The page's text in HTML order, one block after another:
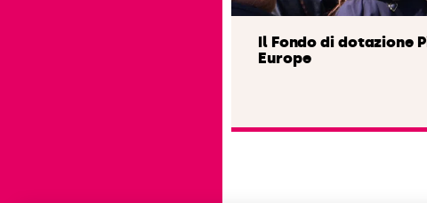
Il Fondo di dotazione
Europe